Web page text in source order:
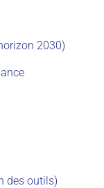
2030)
des outils)